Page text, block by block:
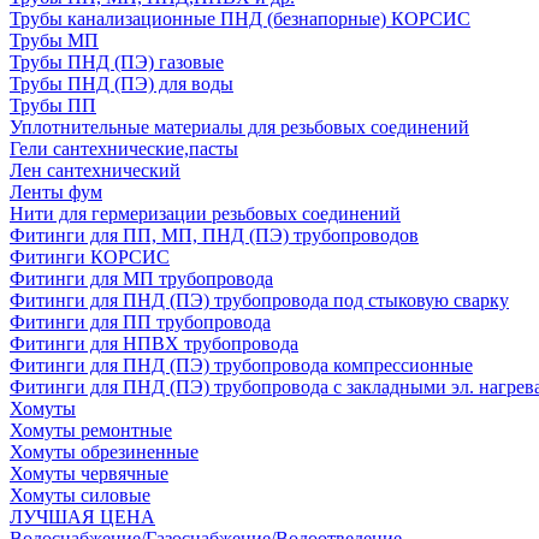
Трубы канализационные ПНД (безнапорные) КОРСИС
Трубы МП
Трубы ПНД (ПЭ) газовые
Трубы ПНД (ПЭ) для воды
Трубы ПП
Уплотнительные материалы для резьбовых соединений
Гели сантехнические,пасты
Лен сантехнический
Ленты фум
Нити для гермеризации резьбовых соединений
Фитинги для ПП, МП, ПНД (ПЭ) трубопроводов
Фитинги КОРСИС
Фитинги для МП трубопровода
Фитинги для ПНД (ПЭ) трубопровода под стыковую сварку
Фитинги для ПП трубопровода
Фитинги для НПВХ трубопровода
Фитинги для ПНД (ПЭ) трубопровода компрессионные
Фитинги для ПНД (ПЭ) трубопровода с закладными эл.
Хомуты
Хомуты ремонтные
Хомуты обрезиненные
Хомуты червячные
Хомуты силовые
ЛУЧШАЯ ЦЕНА